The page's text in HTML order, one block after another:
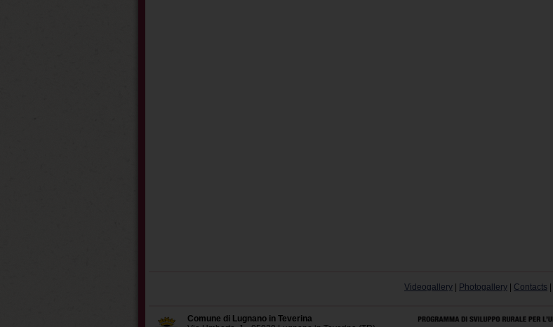
Videogallery Photogallery Contacts
Comune di Lugnano in Teverina